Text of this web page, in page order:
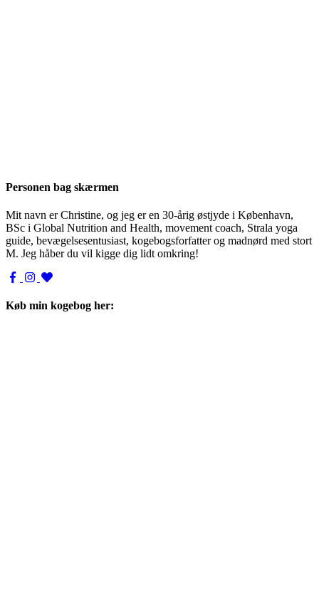
Personen bag skærmen
Mit navn er Christine, og jeg er en 30-årig østjyde i København,
BSc i Global Nutrition and Health, movement coach, Strala yoga
guide, bevægelsesentusiast, kogebogsforfatter og madnørd med stort
M. Jeg håber du vil kigge dig lidt omkring!
Køb min kogebog her: